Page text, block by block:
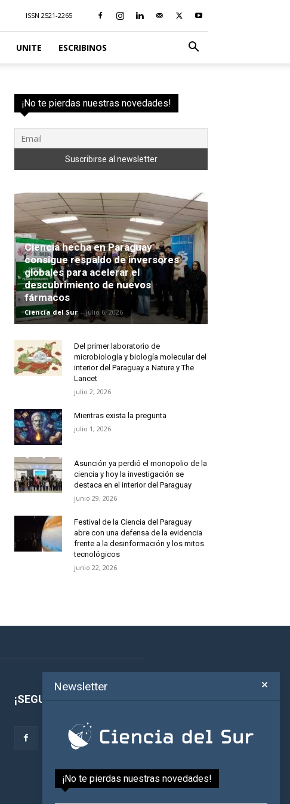
ISSN 2521-2265
UNITE ESCRIBINOS
¡No te pierdas nuestras novedades!
Ciencia hecha en Paraguay
consigue respaldo de inversores
globales para acelerar el
descubrimiento de nuevos
fármacos
Ciencia del Sur - julio 6, 2026
Del primer laboratorio de
microbiología y biología molecular del
interior del Paraguay a Nature y The
Lancet
julio 2, 2026
Mientras exista la pregunta
julio 1, 2026
Asunción ya perdió el monopolio de la
ciencia y hoy la investigación se
destaca en el interior del Paraguay
junio 29, 2026
Festival de la Ciencia del Paraguay
abre con una defensa de la evidencia
frente a la desinformación y los mitos
tecnológicos
junio 22, 2026
¡SEGUINOS!
Newsletter
¡No te pierdas nuestras novedades!